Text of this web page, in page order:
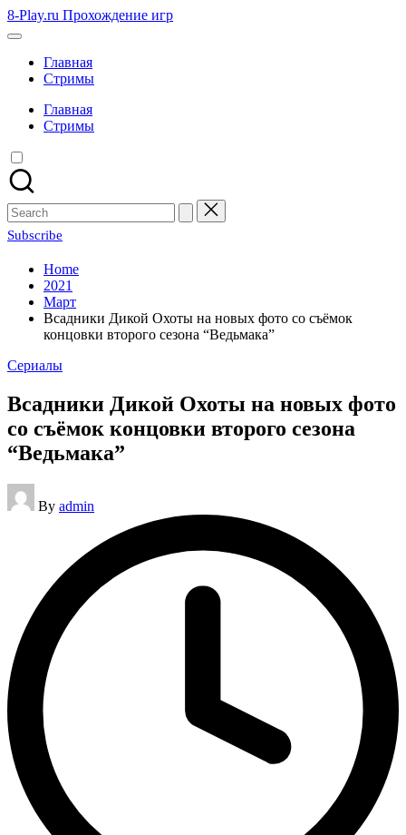
Skip
to
8-Play.ru Прохождение игр
Главная
Стримы
Главная
Стримы
Search
for:
Subscribe
Home
2021
Март
Всадники Дикой Охоты на новых фото со съёмок
концовки второго сезона “Ведьмака”
Posted
Сериалы
Всадники Дикой Охоты на новых фото
со съёмок концовки второго сезона
“Ведьмака”
Posted
by
By admin